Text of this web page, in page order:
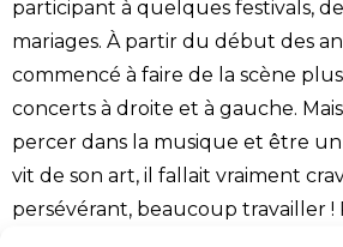
participant à quelques festivals,
mariages. À partir du début des
commencé à faire de la scène
concerts à droite et à gauche.
percer dans la musique et être
vit de son art, il fallait vraiment
persévérant, beaucoup travailler !